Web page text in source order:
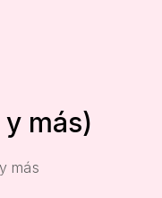
más)
más